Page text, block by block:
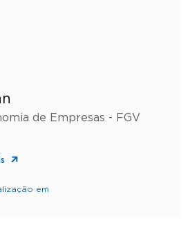
de Empresas - FGV
em